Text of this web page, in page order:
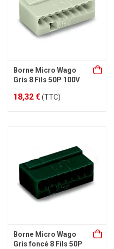
Borne Micro Wago
Gris 8 Fils 50P 100V
18,32 €(TTC)
Borne Micro Wago
Gris foncé 8 Fils 50P